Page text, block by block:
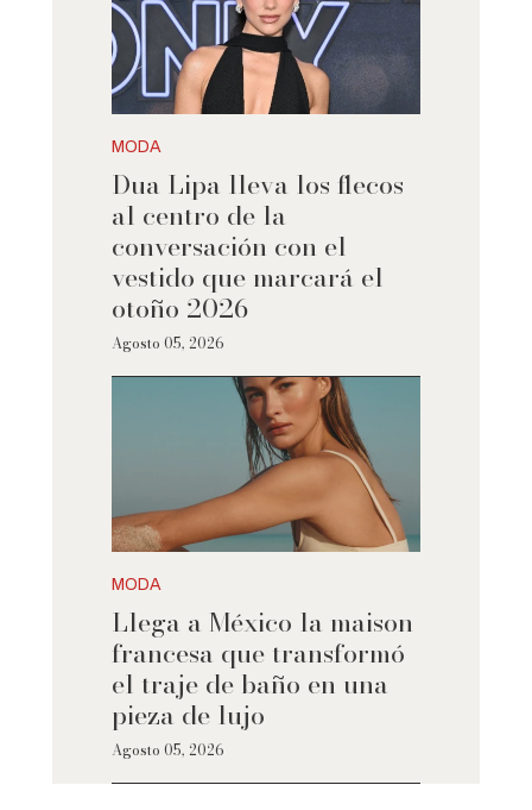
MODA
Dua Lipa lleva los flecos
al centro de la
conversación con el
vestido que marcará el
otoño 2026
Agosto 05, 2026
MODA
Llega a México la maison
francesa que transformó
el traje de baño en una
pieza de lujo
Agosto 05, 2026